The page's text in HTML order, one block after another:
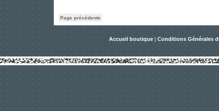
Page précédente
Accueil boutique | Conditions Générales